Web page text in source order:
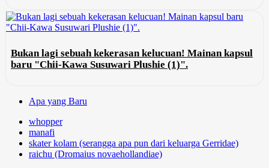
Bukan lagi sebuah kekerasan kelucuan! Mainan kapsul
baru "Chii-Kawa Susuwari Plushie (1)".
Apa yang Baru
whopper
manafi
skater kolam (serangga apa pun dari keluarga Gerridae)
raichu (Dromaius novaehollandiae)